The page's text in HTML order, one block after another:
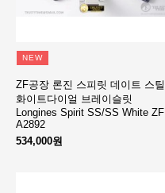
NEW
ZF공장 론진 스피릿 데이트 스틸
화이트다이얼 브레이슬릿
Longines Spirit SS/SS White ZF
A2892
534,000원